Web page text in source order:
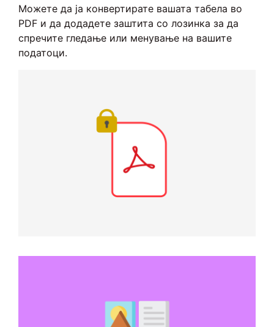
Можете да ја конвертирате вашата табела во
PDF и да додадете заштита со лозинка за да
спречите гледање или менување на вашите
податоци.